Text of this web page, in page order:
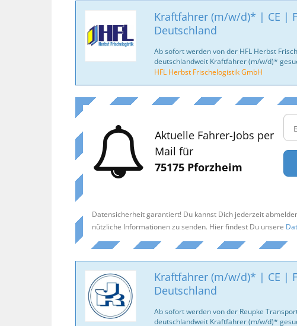
Kraftfahrer (m/w/d)* | CE |
Deutschland
Ab sofort werden von der HFL Herbst
deutschlandweit Kraftfahrer (m/w/d)*
HFL Herbst Frischelogistik GmbH
Aktuelle Fahrer-Jobs per
Mail für
75175 Pforzheim
Datensicherheit garantiert! Du kannst Dich jederzeit
nützliche Informationen zu senden. Hier findest Du unsere
Kraftfahrer (m/w/d)* | CE |
Deutschland
Ab sofort werden von der Reupke
deutschlandweit Kraftfahrer (m/w/d)*